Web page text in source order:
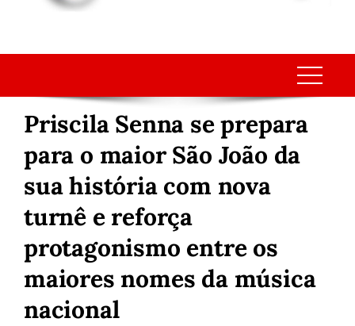
Priscila Senna se prepara
para o maior São João da
sua história com nova
turnê e reforça
protagonismo entre os
maiores nomes da música
nacional